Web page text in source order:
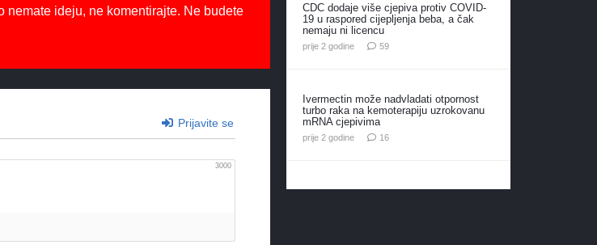
nemate ideju, ne komentirajte. Ne budete
Prijavite se
3000
CDC dodaje više cjepiva protiv COVID-
19 u raspored cijepljenja beba, a čak
nemaju ni licencu
prije 2 godine 59komentara
Ivermectin može nadvladati otpornost
turbo raka na kemoterapiju uzrokovanu
mRNA cjepivima
prije 2 godine 16komentara